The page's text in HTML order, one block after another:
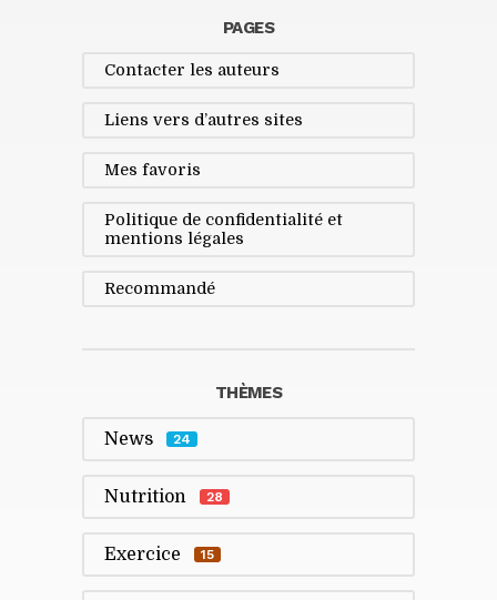
PAGES
Contacter les auteurs
Liens vers d’autres sites
Mes favoris
Politique de confidentialité et
mentions légales
Recommandé
THÈMES
News 24
Nutrition 28
Exercice 15